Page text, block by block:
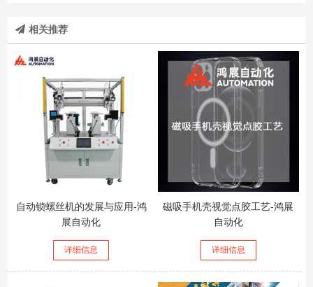
相关推荐
自动锁螺丝机的发展与应用-鸿
展自动化
详细信息
磁吸手机壳视觉点胶工艺-鸿展
自动化
详细信息